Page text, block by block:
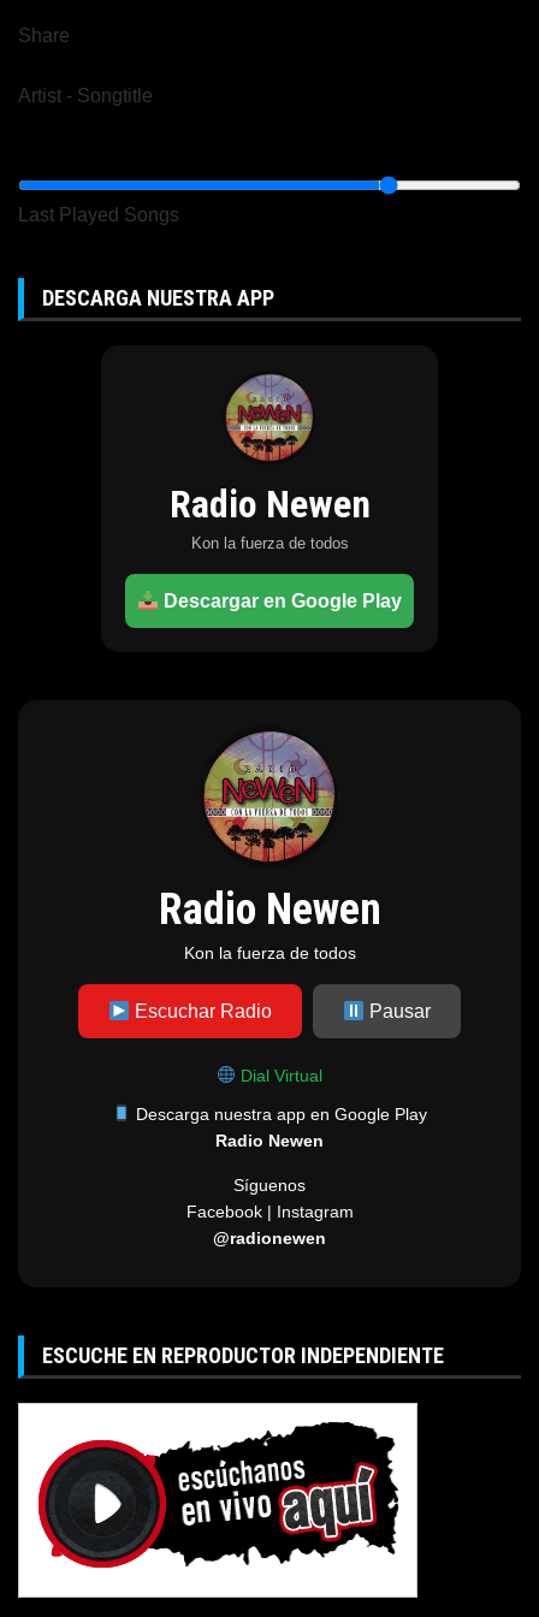
Share
Artist - Songtitle
Last Played Songs
DESCARGA NUESTRA APP
Radio Newen
Kon la fuerza de todos
Descargar en Google Play
Radio Newen
Kon la fuerza de todos
Escuchar Radio Pausar
Dial Virtual
Descarga nuestra app en Google Play
Radio Newen
Síguenos
Facebook | Instagram
@radionewen
ESCUCHE EN REPRODUCTOR INDEPENDIENTE